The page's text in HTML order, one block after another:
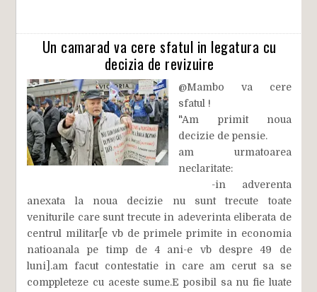
Un camarad va cere sfatul in legatura cu
decizia de revizuire
@Mambo va cere
sfatul !
"Am primit noua
decizie de pensie.
am urmatoarea
neclaritate:
-in adverenta
anexata la noua decizie nu sunt trecute toate
veniturile care sunt trecute in adeverinta eliberata de
centrul militar[e vb de primele primite in economia
natioanala pe timp de 4 ani-e vb despre 49 de
luni].am facut contestatie in care am cerut sa se
comppleteze cu aceste sume.E posibil sa nu fie luate